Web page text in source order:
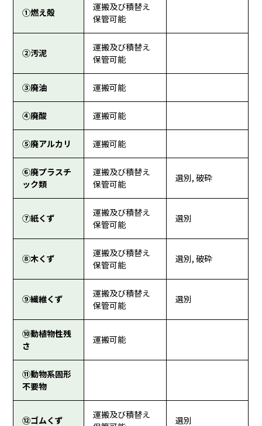
①燃え殻
運搬及び積替え
保管可能
②汚泥
運搬及び積替え
保管可能
③廃油 運搬可能
④廃酸 運搬可能
⑤廃アルカリ 運搬可能
⑥廃プラスチ
ック類
運搬及び積替え
保管可能
選別, 破砕
⑦紙くず
運搬及び積替え
保管可能
選別
⑧木くず
運搬及び積替え
保管可能
選別, 破砕
⑨繊維くず
運搬及び積替え
保管可能
選別
⑩動植物性残
さ
運搬可能
⑪動物系固形
不要物
⑫ゴムくず
運搬及び積替え
選別